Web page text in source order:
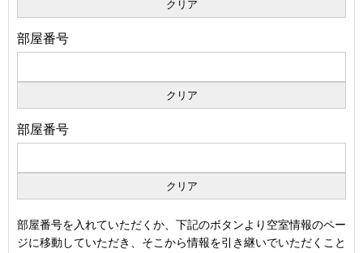
部屋番号
部屋番号
部屋番号を入れていただくか、下記のボタンより空室情報のペー
ジに移動していただき、そこから情報を引き継いでいただくこと